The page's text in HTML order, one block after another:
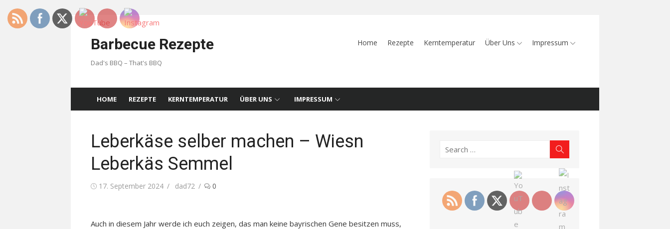
Skip
Barbecue Rezepte
Dad's BBQ – That's BBQ
Home Rezepte Kerntemperatur Über Uns Impressum
HOME REZEPTE KERNTEMPERATUR ÜBER UNS IMPRESSUM
Leberkäse selber machen – Wiesn
Leberkäs Semmel
Posted
17. September 2024 Author
dad72 0
Auch in diesem Jahr werde ich euch zeigen, das man keine bayrischen Gene besitzen muss,
Search